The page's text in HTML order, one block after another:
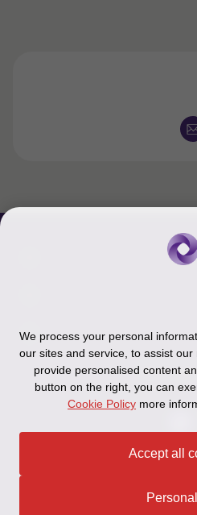
We process your personal
our sites and service, to assist
provide personalised content
button on the right, you can
more
Cookie Policy
Accept all